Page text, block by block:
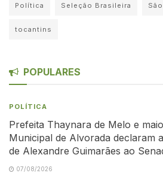
Política Seleção Brasileira
tocantins
POPULARES
POLÍTICA
Prefeita Thaynara de Melo e
Municipal de Alvorada declaram
de Alexandre Guimarães ao
07/08/2026